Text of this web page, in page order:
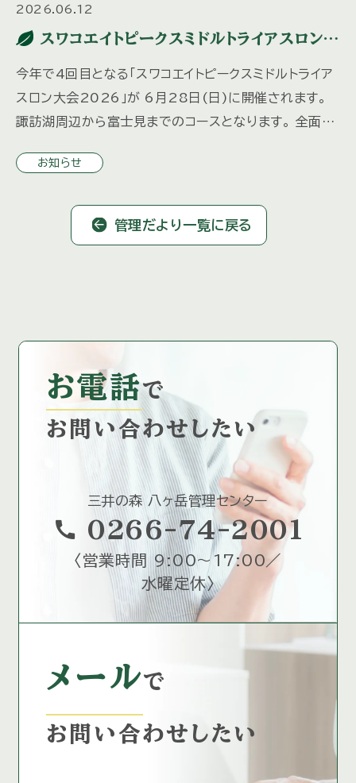
2026.06.12
スワコエイトピークスミドルトライアスロン
今年で4回目となる「スワコエイトピークスミドルトライア
スロン大会2026」が 6月28日(日)に開催されます。
諏訪湖周辺から富士見までのコースとなります。 全面通
ご注意く […]
お知らせ
管理だより一覧に戻る
お電話で
お問い合わせしたい
三井の森 八ヶ岳管理センター
call 0266-74-2001
〈 営業時間 9:00～17:00／
水曜定休〉
メールで
お問い合わせしたい